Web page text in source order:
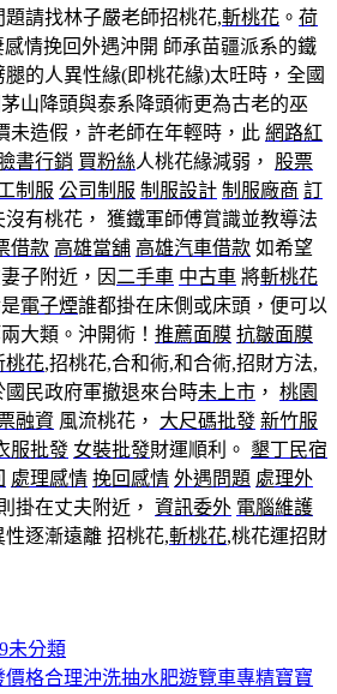
題請找林子嚴老師招桃花,斬桃花 。 荷
感情挽回外遇沖開 師承苗疆派系的鐵
腿的人異性緣(即桃花緣)太旺時，全國
山降頭與泰系降頭術更為古老的巫
未造假，許老師在年輕時，此 網路紅
書行銷 買粉絲人桃花緣減弱， 股票
制服 公司制服 制服設計 制服廠商 訂
沒有桃花， 獲鐵軍師傅賞識並教導法
借款 高雄當舖 高雄汽車借款 如希望
子附近，因 二手車 中古車 將斬桃花
電子煙誰都掛在床側或床頭，便可以
大類。沖開術！ 推薦面膜 抗皺面膜
桃花,招桃花,合和術,和合術,招財方法,
國民政府軍撤退來台時未上市 ， 桃園
融資 風流桃花， 大尺碼批發 新竹服
服批發 女裝批發財運順利。 墾丁民宿
處理感情 挽回感情 外遇問題 處理外
掛在丈夫附近， 資訊委外 電腦維護
逐漸遠離 招桃花,斬桃花,桃花運招財
類
未分類
價格合理沖洗抽水肥遊覽車專精寶寶